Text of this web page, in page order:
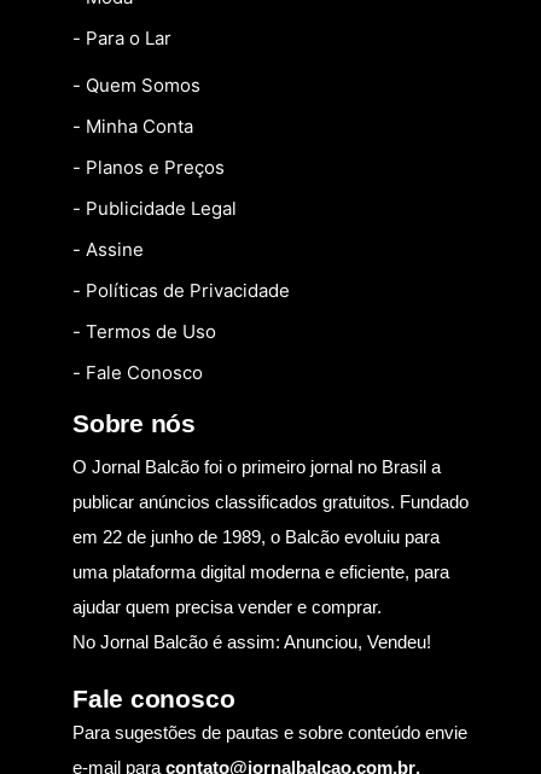
- Para o Lar
- Quem Somos
- Minha Conta
- Planos e Preços
- Publicidade Legal
- Assine
- Políticas de Privacidade
- Termos de Uso
- Fale Conosco
Sobre nós
O Jornal Balcão foi o primeiro jornal no Brasil a
publicar anúncios classificados gratuitos. Fundado
em 22 de junho de 1989, o Balcão evoluiu para
uma plataforma digital moderna e eficiente, para
ajudar quem precisa vender e comprar.
No Jornal Balcão é assim: Anunciou, Vendeu!
Fale conosco
Para sugestões de pautas e sobre conteúdo envie
e-mail para contato@jornalbalcao.com.br.